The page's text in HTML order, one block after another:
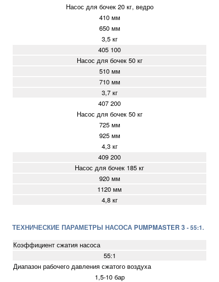
Насос для бочек 20 кг, ведро
410 мм
650 мм
3,5 кг
405 100
Насос для бочек 50 кг
510 мм
710 мм
3,7 кг
407 200
Насос для бочек 50 кг
725 мм
925 мм
4,3 кг
409 200
Насос для бочек 185 кг
920 мм
1120 мм
4,8 кг
ТЕХНИЧЕСКИЕ ПАРАМЕТРЫ НАСОСА PUMPMASTER 3 - 55:1.
Коэффициент сжатия насоса
55:1
Диапазон рабочего давления сжатого воздуха
1,5-10 бар